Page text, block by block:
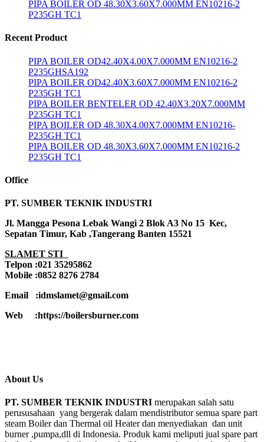
PIPA BOILER OD 48.30X3.60X7.000MM EN10216-2
P235GH TC1
Recent Product
PIPA BOILER OD42.40X4.00X7.000MM EN10216-2
P235GHSA192
PIPA BOILER OD42.40X3.60X7.000MM EN10216-2
P235GH TC1
PIPA BOILER BENTELER OD 42.40X3.20X7.000MM
P235GH TC1
PIPA BOILER OD 48.30X4.00X7.000MM EN10216-
P235GH TC1
PIPA BOILER OD 48.30X3.60X7.000MM EN10216-2
P235GH TC1
Office
PT. SUMBER TEKNIK INDUSTRI
Jl. Mangga Pesona Lebak Wangi 2 Blok A3 No 15 Kec,
Sepatan Timur, Kab ,Tangerang Banten 15521
SLAMET STI
Telpon :021 35295862
Mobile :0852 8276 2784
Email :idmslamet@gmail.com
Web :https://boilersburner.com
About Us
PT. SUMBER TEKNIK INDUSTRI merupakan salah satu
perususahaan yang bergerak dalam mendistributor semua spare part
steam Boiler dan Thermal oil Heater dan menyediakan dan unit
burner ,pumpa,dll di Indonesia. Produk kami meliputi jual spare part